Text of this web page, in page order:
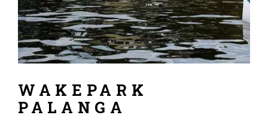
WAKEPARK
PALANGA